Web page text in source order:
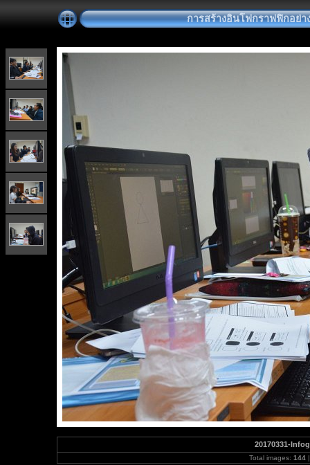
การสร้างอินโฟกราฟฟิกอย่
20170331-
Total images: 144|